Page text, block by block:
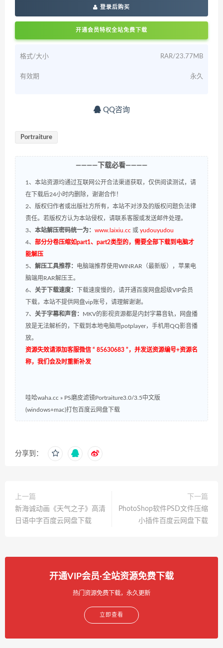
登录后购买
开通会员特权全站免费下载
格式/大小 RAR/23.77MB
有效期 永久
QQ咨询
Portraiture
————下载必看————
1、本站资源均通过互联网公开合法渠道获取，仅供阅读测试，请
在下载后24小时内删除，谢谢合作！
2、版权归作者或出版社方所有，本站不对涉及的版权问题负法律
责任。若版权方认为本站侵权，请联系客服或发送邮件处理。
3、 本站解压密码统一为： www.laixiu.cc 或 yudouyudou
4、 部分分卷压缩如part1、part2类型的，需要全部下载到电脑才
能解压
5、 解压工具推荐： 电脑端推荐使用WINRAR（最新版），苹果电
脑端用RAR解压王。
6、 关于下载速度：
下载速度慢的，请开通百度网盘超级VIP会员
下载，本站不提供网盘vip账号，请理解谢谢。
7、 关于字幕和声音： MKV的影视资源都是内封字幕音轨，网盘播
放是无法解析的，下载到本地电脑用potplayer，手机用QQ影音播
放。
资源失效请添加客服微信 “ 85630683 ”，并发送资源编号+资源名
称，我们会及时重新补发
哇哈waha.cc » PS磨皮滤镜Portraiture3.0/3.5中文版
(windows+mac)打包百度云网盘下载
分享到：
上一篇
新海诚动画《天气之子》高清
日语中字百度云网盘下载
下一篇
PhotoShop软件PSD文件压缩
小插件百度云网盘下载
开通VIP会员·全站资源免费下载
热门资源免费下载，永久更新
立即查看